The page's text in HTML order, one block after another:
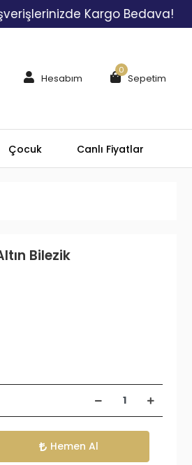
Kargo Bedava!
Hesabım Sepetim
0
Çocuk Canlı Fiyatlar
Bilezik
Hemen Al